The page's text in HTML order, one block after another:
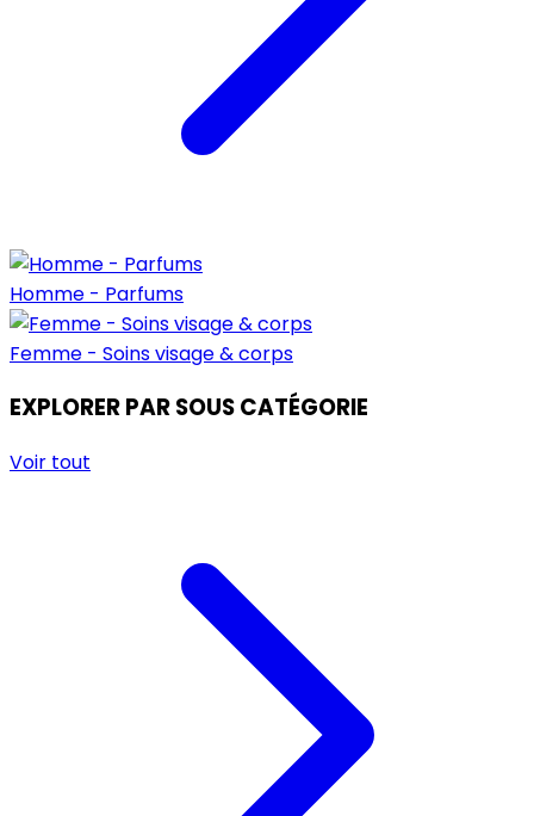
Homme - Parfums
Femme - Soins visage & corps
EXPLORER PAR SOUS CATÉGORIE
Voir tout